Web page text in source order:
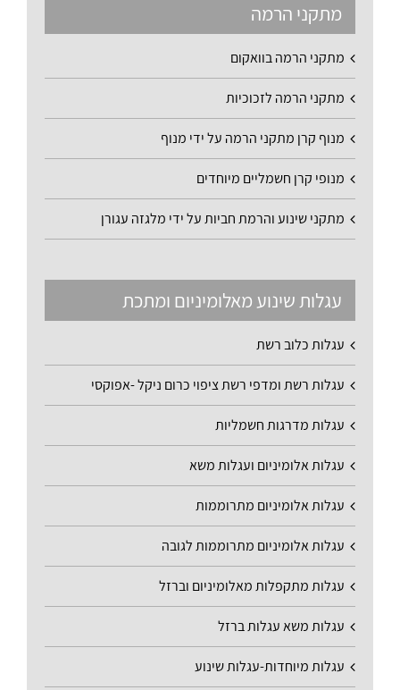
מתקני הרמה
מתקני הרמה בוואקום
מתקני הרמה לזכוכיות
מנוף קרן מתקני הרמה על ידי מנוף
מנופי קרן חשמליים מיוחדים
מתקני שינוע והרמת חביות על ידי מלגזה עגורן
עגלות שינוע מאלומיניום ומתכת
עגלות כלוב רשת
עגלות רשת ומדפי רשת ציפוי כרום ניקל -אפוקסי
עגלות מדרגות חשמליות
עגלות אלומיניום ועגלות משא
עגלות אלומיניום מתרוממות
עגלות אלומיניום מתרוממות לגובה
עגלות מתקפלות מאלומיניום וברזל
עגלות משא עגלות ברזל
עגלות מיוחדות-עגלות שינוע